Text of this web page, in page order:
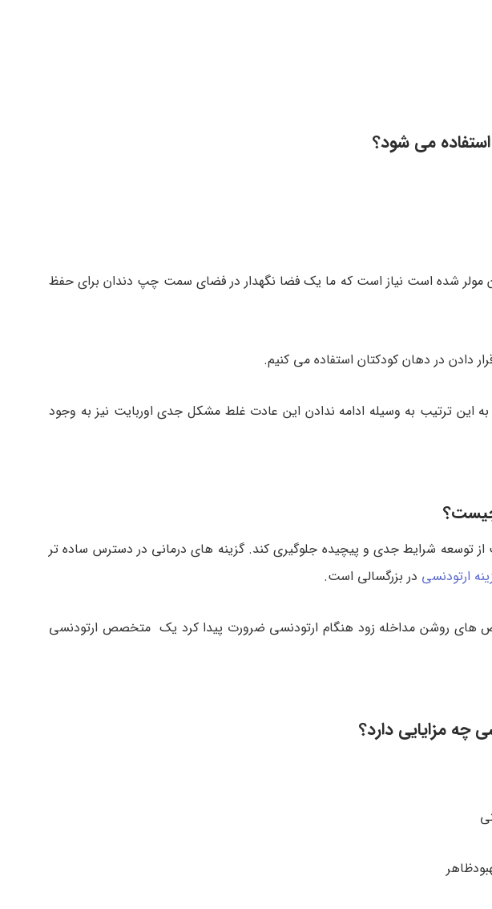
می شود؟
مولر شده است نیاز است که ما یک فضا نگهدار در فضای سمت چپ دندان برای حفظ
دادن در دهان کودکتان استفاده می کنیم.
این ترتیب به وسیله ادامه ندادن این عادت غلط مشکل جدی اوربایت نیز به وجود
چیست؟
توسعه شرایط جدی و پیچیده جلوگیری کند. گزینه های درمانی در دسترس ساده تر
ارتودنسی در بزرگسالی است.
های روشن مداخله زود هنگام ارتودنسی ضرورت پیدا کرد یک متخصص ارتودنسی
مزایایی دارد؟